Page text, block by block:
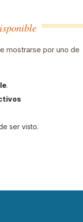
mostrarse por uno de
.
ser visto.